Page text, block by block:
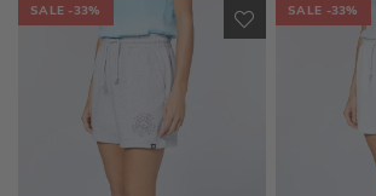
SALE -33%
ZUR
WUNSCHLISTE
HINZUFÜGEN
SALE -33%